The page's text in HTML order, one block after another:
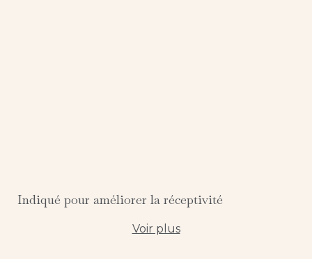
Indiqué pour améliorer la réceptivité
Voir plus